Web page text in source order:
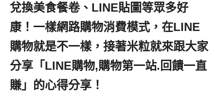
兌換美食餐卷、LINE貼圖等眾多好
康！一樣網路購物消費模式，在LINE
購物就是不一樣，接著米粒就來跟大家
分享「LINE購物,購物第一站.回饋一直
賺」的心得分享！